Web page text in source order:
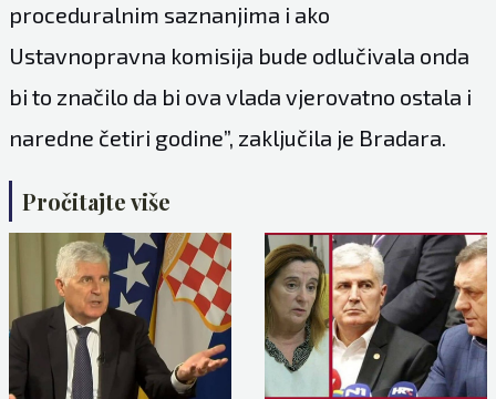
proceduralnim saznanjima i ako
Ustavnopravna komisija bude odlučivala onda
bi to značilo da bi ova vlada vjerovatno ostala i
naredne četiri godine”, zaključila je Bradara.
Pročitajte više